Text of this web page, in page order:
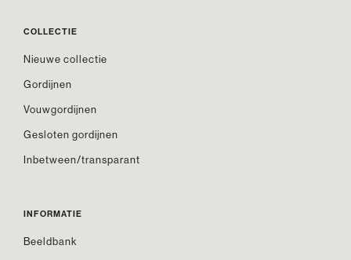
COLLECTIE
Nieuwe collectie
Gordijnen
Vouwgordijnen
Gesloten gordijnen
Inbetween/transparant
INFORMATIE
Beeldbank